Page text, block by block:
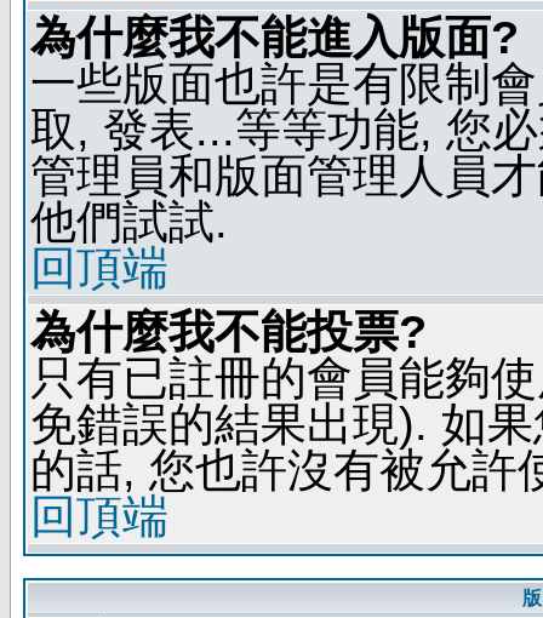
為什麼我不能進入版面?
一些版面也許是有限制
取, 發表...等等功能, 您
管理員和版面管理人員
他們試試.
回頂端
為什麼我不能投票?
只有已註冊的會員能夠
免錯誤的結果出現). 如
的話, 您也許沒有被允許
回頂端